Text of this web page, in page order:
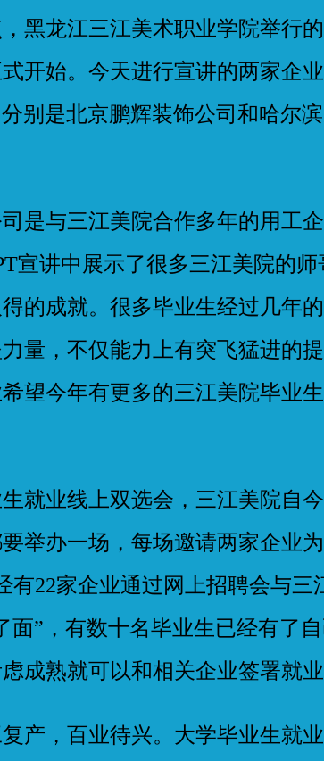
龙江三江美术职业学院举行
开始。今天进行宣讲的两家企
别是北京鹏辉装饰公司和哈尔
与三江美院合作多年的用工
宣讲中展示了很多三江美院的
的成就。很多毕业生经过几年
量，不仅能力上有突飞猛进的
望今年有更多的三江美院毕业
业线上双选会，三江美院自今
举办一场，每场邀请两家企业
有22家企业通过网上招聘会与三
面”，有数十名毕业生已经有了
成熟就可以和相关企业签署就业
，百业待兴。大学毕业生就